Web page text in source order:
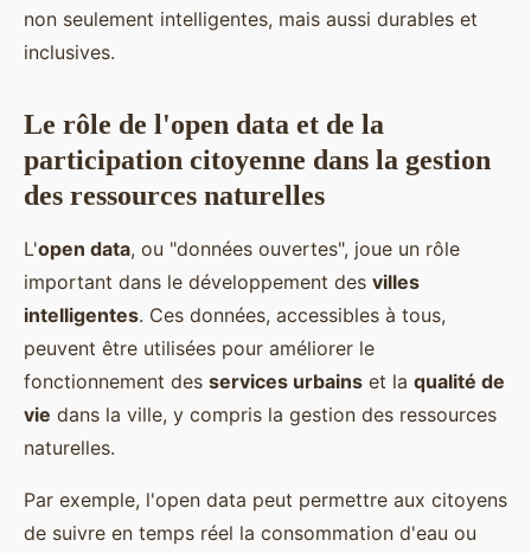
non seulement intelligentes, mais aussi durables et
inclusives.
Le rôle de l'open data et de la
participation citoyenne dans la gestion
des ressources naturelles
L'open data, ou "données ouvertes", joue un rôle
important dans le développement des villes
intelligentes. Ces données, accessibles à tous,
peuvent être utilisées pour améliorer le
fonctionnement des services urbains et la qualité de
vie dans la ville, y compris la gestion des ressources
naturelles.
Par exemple, l'open data peut permettre aux citoyens
de suivre en temps réel la consommation d'eau ou